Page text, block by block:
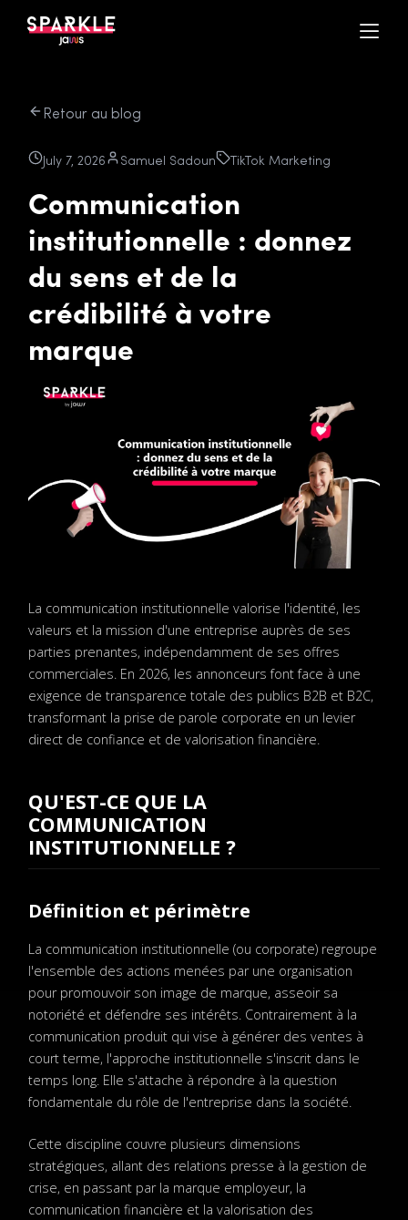
Retour au blog
July 7, 2026 Samuel Sadoun TikTok Marketing
Communication
institutionnelle : donnez
du sens et de la
crédibilité à votre
marque
La communication institutionnelle valorise l'identité, les
valeurs et la mission d'une entreprise auprès de ses
parties prenantes, indépendamment de ses offres
commerciales. En 2026, les annonceurs font face à une
exigence de transparence totale des publics B2B et B2C,
transformant la prise de parole corporate en un levier
direct de confiance et de valorisation financière.
QU'EST-CE QUE LA
COMMUNICATION
INSTITUTIONNELLE ?
Définition et périmètre
La communication institutionnelle (ou corporate) regroupe
l'ensemble des actions menées par une organisation
pour promouvoir son image de marque, asseoir sa
notoriété et défendre ses intérêts. Contrairement à la
communication produit qui vise à générer des ventes à
court terme, l'approche institutionnelle s'inscrit dans le
temps long. Elle s'attache à répondre à la question
fondamentale du rôle de l'entreprise dans la société.
Cette discipline couvre plusieurs dimensions
stratégiques, allant des relations presse à la gestion de
crise, en passant par la marque employeur, la
communication financière et la valorisation des